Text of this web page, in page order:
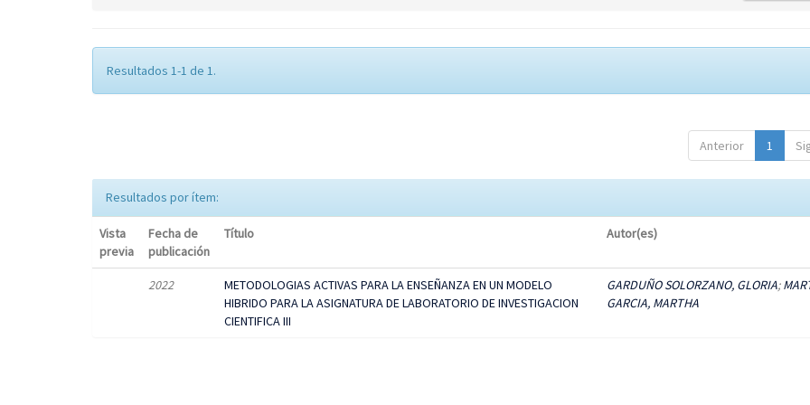
Resultados 1-1 de 1.
Anterior 1
Resultados por ítem:
Vista
previa
Fecha de
publicación
Título Autor(es)
2022
METODOLOGIAS ACTIVAS PARA LA ENSEÑANZA EN UN MODELO
HIBRIDO PARA LA ASIGNATURA DE LABORATORIO DE INVESTIGACION
CIENTIFICA III
GARDUÑO SOLORZANO, GLORIA;
GARCIA, MARTHA